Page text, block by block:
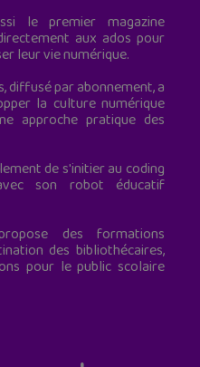
le premier magazine
aux ados pour
leur vie numérique.
diffusé par abonnement, a
la culture numérique
approche pratique des
de s'initier au coding
son robot éducatif
des formations
des bibliothécaires,
pour le public scolaire